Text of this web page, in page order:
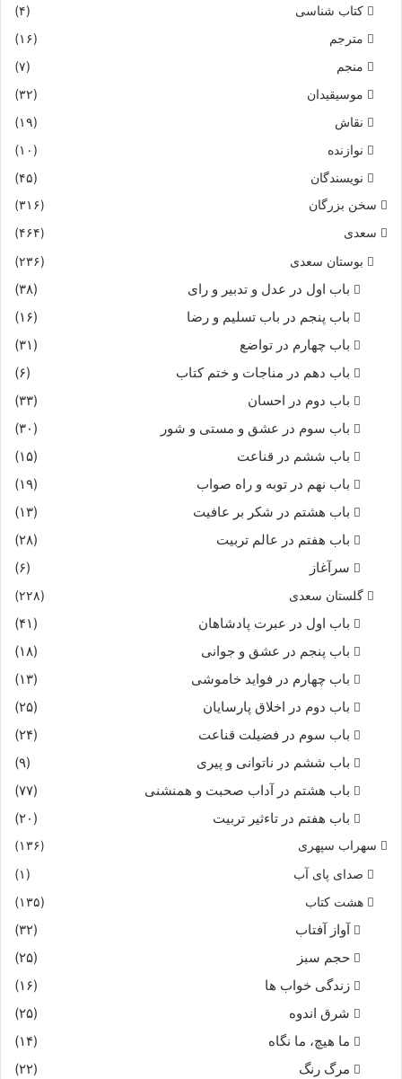
کتاب شناسی
(۴)
مترجم
(۱۶)
منجم
(۷)
موسیقیدان
(۳۲)
نقاش
(۱۹)
نوازنده
(۱۰)
نویسندگان
(۴۵)
سخن بزرگان
(۳۱۶)
سعدی
(۴۶۴)
بوستان سعدی (۲۳۶)
باب اول در عدل و تدبیر و رای
(۳۸)
باب پنجم در باب تسلیم و رضا
(۱۶)
باب چهارم در تواضع
(۳۱)
باب دهم در مناجات و ختم کتاب
(۶)
باب دوم در احسان
(۳۳)
باب سوم در عشق و مستی و شور
(۳۰)
باب ششم در قناعت
(۱۵)
باب نهم در توبه و راه صواب
(۱۹)
باب هشتم در شکر بر عافیت
(۱۳)
باب هفتم در عالم تربیت
(۲۸)
سرآغاز
(۶)
گلستان سعدی (۲۲۸)
باب اول در عبرت پادشاهان
(۴۱)
باب پنجم در عشق و جوانى
(۱۸)
باب چهارم در فواید خاموشى
(۱۳)
باب دوم در اخلاق پارسایان
(۲۵)
باب سوم در فضیلت قناعت
(۲۴)
باب ششم در ناتوانى و پیرى
(۹)
باب هشتم در آداب صحبت و همنشنى
(۷۷)
باب هفتم در تاءثیر تربیت
(۲۰)
سهراب سپهری (۱۳۶)
صدای پای آب
(۱)
هشت کتاب
(۱۳۵)
آواز آفتاب
(۳۲)
حجم سبز
(۲۵)
زندگی خواب ها
(۱۶)
شرق اندوه
(۲۵)
ما هیچ، ما نگاه
(۱۴)
مرگ رنگ
(۲۲)